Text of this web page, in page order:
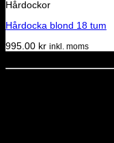
Hårdockor
Hårdocka blond 18 tum
995.00 kr inkl. moms